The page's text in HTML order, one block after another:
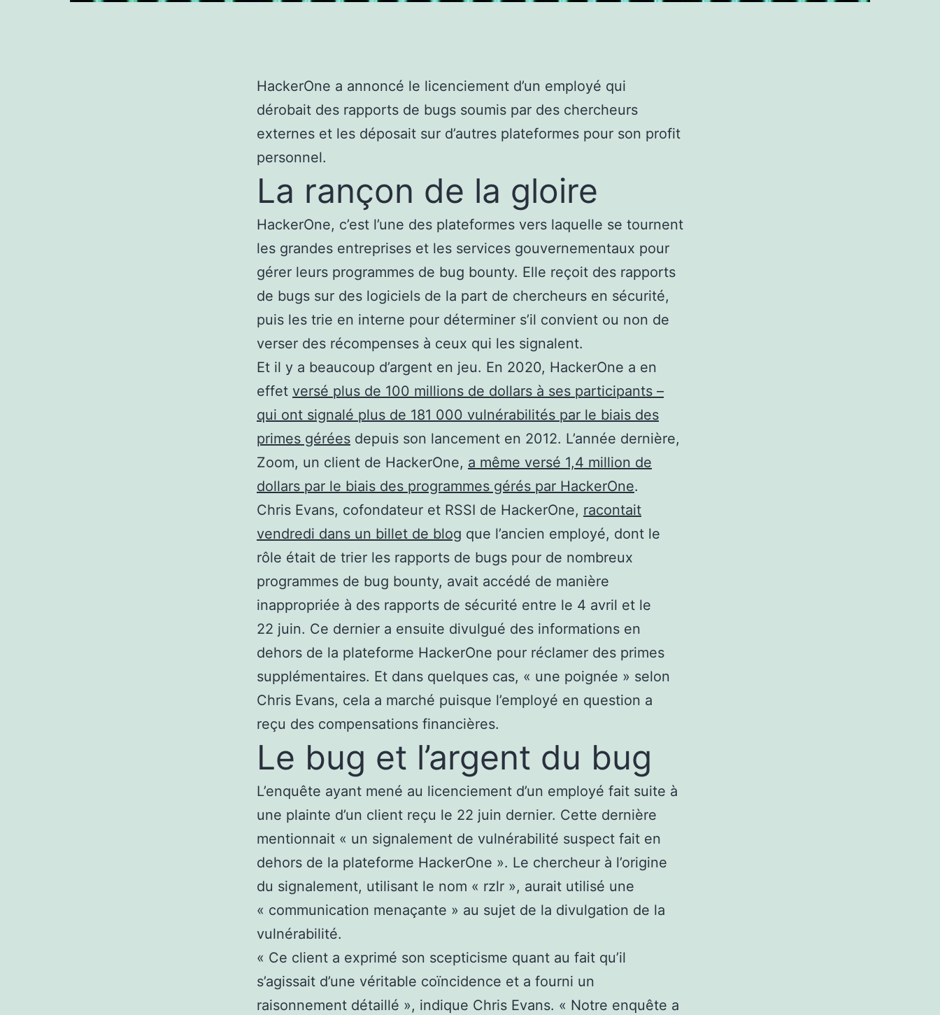
HackerOne a annoncé le licenciement d’un employé qui
dérobait des rapports de bugs soumis par des chercheurs
externes et les déposait sur d’autres plateformes pour son profit
personnel.
La rançon de la gloire
HackerOne, c’est l’une des plateformes vers laquelle se tournent
les grandes entreprises et les services gouvernementaux pour
gérer leurs programmes de bug bounty. Elle reçoit des rapports
de bugs sur des logiciels de la part de chercheurs en sécurité,
puis les trie en interne pour déterminer s’il convient ou non de
verser des récompenses à ceux qui les signalent.
Et il y a beaucoup d’argent en jeu. En 2020, HackerOne a en
effet versé plus de 100 millions de dollars à ses participants –
qui ont signalé plus de 181 000 vulnérabilités par le biais des
primes gérées depuis son lancement en 2012. L’année dernière,
Zoom, un client de HackerOne, a même versé 1,4 million de
dollars par le biais des programmes gérés par HackerOne.
Chris Evans, cofondateur et RSSI de HackerOne, racontait
vendredi dans un billet de blog que l’ancien employé, dont le
rôle était de trier les rapports de bugs pour de nombreux
programmes de bug bounty, avait accédé de manière
inappropriée à des rapports de sécurité entre le 4 avril et le
22 juin. Ce dernier a ensuite divulgué des informations en
dehors de la plateforme HackerOne pour réclamer des primes
supplémentaires. Et dans quelques cas, « une poignée » selon
Chris Evans, cela a marché puisque l’employé en question a
reçu des compensations financières.
Le bug et l’argent du bug
L’enquête ayant mené au licenciement d’un employé fait suite à
une plainte d’un client reçu le 22 juin dernier. Cette dernière
mentionnait « un signalement de vulnérabilité suspect fait en
dehors de la plateforme HackerOne ». Le chercheur à l’origine
du signalement, utilisant le nom « rzlr », aurait utilisé une
« communication menaçante » au sujet de la divulgation de la
vulnérabilité.
« Ce client a exprimé son scepticisme quant au fait qu’il
s’agissait d’une véritable coïncidence et a fourni un
raisonnement détaillé », indique Chris Evans. « Notre enquête a